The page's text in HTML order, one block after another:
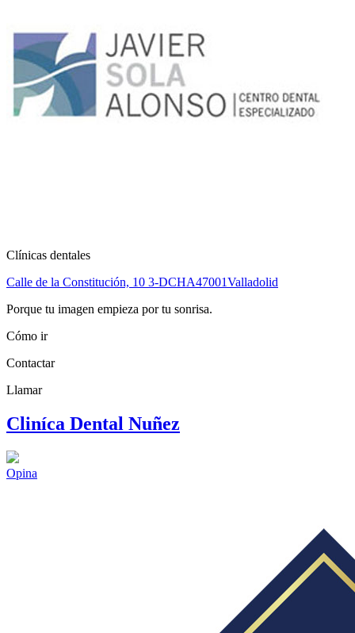
Clínicas dentales
Calle de la Constitución, 10 3-DCHA47001Valladolid
Porque tu imagen empieza por tu sonrisa.
Cómo ir
Contactar
Llamar
Cliníca Dental Nuñez
Opina